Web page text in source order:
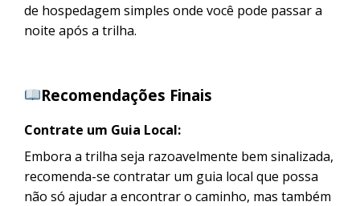
de hospedagem simples onde você pode passar a
noite após a trilha.
Recomendações Finais
Contrate um Guia Local:
Embora a trilha seja razoavelmente bem sinalizada,
recomenda-se contratar um guia local que possa
não só ajudar a encontrar o caminho, mas também